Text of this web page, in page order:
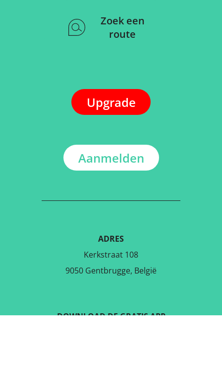
Zoek een
route
Upgrade
Aanmelden
ADRES
Kerkstraat 108
9050 Gentbrugge, België
DOWNLOAD DE GRATIS APP